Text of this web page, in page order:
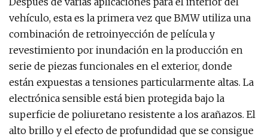
vehículo, esta es la primera vez que BMW utiliza una
combinación de retroinyección de película y
revestimiento por inundación en la producción en
serie de piezas funcionales en el exterior, donde
están expuestas a tensiones particularmente altas. La
electrónica sensible está bien protegida bajo la
superficie de poliuretano resistente a los arañazos. El
alto brillo y el efecto de profundidad que se consigue